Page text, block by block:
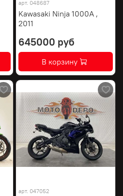
арт. 048687
Kawasaki Ninja 1000A ,
2011
645000 руб
В корзину
арт. 047052